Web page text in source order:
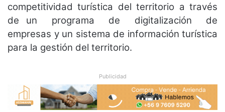
competitividad turística del territorio a través
de un programa de digitalización de
empresas y un sistema de información turística
para la gestión del territorio.
Publicidad